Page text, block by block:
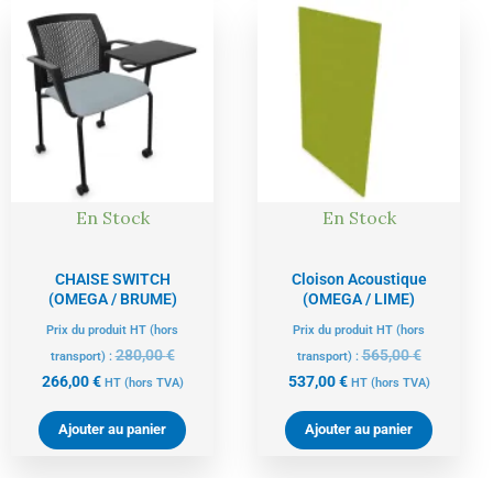
En Stock
CHAISE SWITCH
(OMEGA / BRUME)
Prix du produit HT (hors
transport) :280,00€
initial
266,00€
prix
actuel
266,00 €.
HT (hors TVA)
Ajouter au panier
En Stock
Cloison Acoustique
(OMEGA / LIME)
Prix du produit HT (hors
transport) :565,00€
537,00€
actuel
est :
537,00 €.
HT (hors TVA)
Ajouter au panier